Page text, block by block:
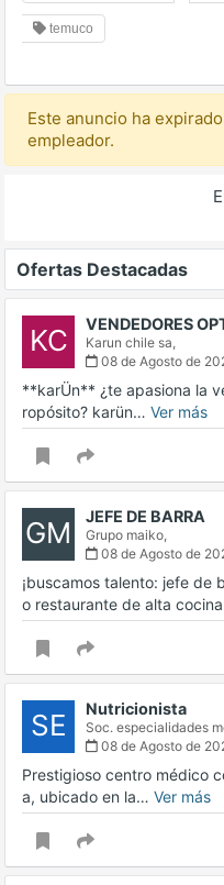
temuco
Este anuncio ha
empleador.
Ofertas Destacadas
KC VENDEDORES
Karun chile sa,
08 de Agosto de
**karÜn** ¿te apasiona la
ropósito? karün… Ver más
GM JEFE DE BARRA
Grupo maiko,
08 de Agosto de
¡buscamos talento: jefe de
o restaurante de alta
SE Nutricionista
Soc. especialidades
08 de Agosto de
Prestigioso centro médico
a, ubicado en la… Ver más